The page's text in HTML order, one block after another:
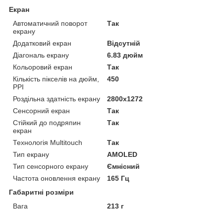
Екран
Автоматичний поворот
екрану
Так
Додатковий екран
Відсутній
Діагональ екрану
6.83 дюйм
Кольоровий екран
Так
Кількість пікселів на дюйм,
PPI
450
Роздільна здатність екрану
2800x1272
Сенсорний екран
Так
Стійкий до подряпин
екран
Так
Технологія Multitouch
Так
Тип екрану
AMOLED
Тип сенсорного екрану
Ємнісний
Частота оновлення екрану
165 Гц
Габаритні розміри
Вага
213 г